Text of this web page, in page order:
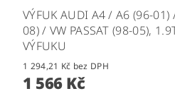
VÝFUK AUDI A4 / A6 (96-01)
08) / VW PASSAT (98-05),
VÝFUKU
1 294,21 Kč bez DPH
1 566 Kč